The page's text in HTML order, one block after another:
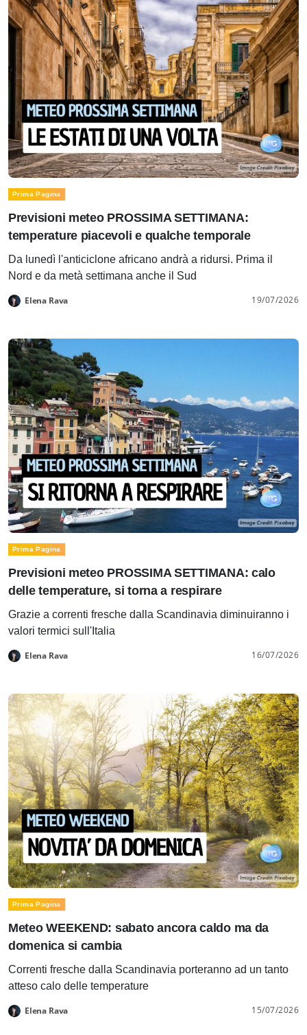
Prima Pagina
Previsioni meteo PROSSIMA SETTIMANA:
temperature piacevoli e qualche temporale
Da lunedì l'anticiclone africano andrà a ridursi. Prima il
Nord e da metà settimana anche il Sud
Elena Rava 19/07/2026
Prima Pagina
Previsioni meteo PROSSIMA SETTIMANA: calo
delle temperature, si torna a respirare
Grazie a correnti fresche dalla Scandinavia diminuiranno i
valori termici sull'Italia
Elena Rava 16/07/2026
Prima Pagina
Meteo WEEKEND: sabato ancora caldo ma da
domenica si cambia
Correnti fresche dalla Scandinavia porteranno ad un tanto
atteso calo delle temperature
Elena Rava 15/07/2026